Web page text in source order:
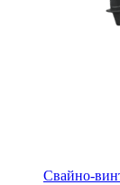
Свайно-